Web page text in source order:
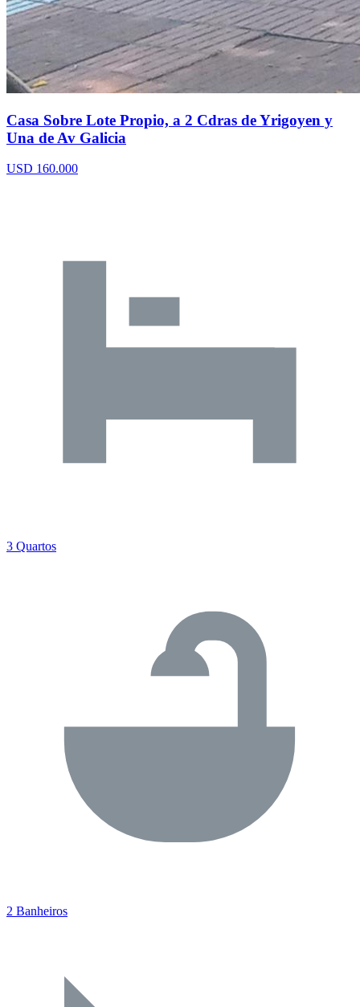
Casa Sobre Lote Propio, a 2 Cdras de Yrigoyen y
Una de Av Galicia
USD 160.000
3 Quartos
2 Banheiros